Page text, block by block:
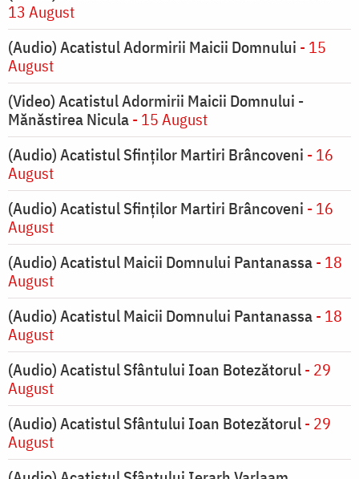
13 August
(Audio) Acatistul Adormirii Maicii Domnului - 15
August
(Video) Acatistul Adormirii Maicii Domnului -
Mănăstirea Nicula- 15 August
(Audio) Acatistul Sfinților Martiri Brâncoveni - 16
August
(Audio) Acatistul Sfinților Martiri Brâncoveni - 16
August
(Audio) Acatistul Maicii Domnului Pantanassa- 18
August
(Audio) Acatistul Maicii Domnului Pantanassa- 18
August
(Audio) Acatistul Sfântului Ioan Botezătorul- 29
August
(Audio) Acatistul Sfântului Ioan Botezătorul- 29
August